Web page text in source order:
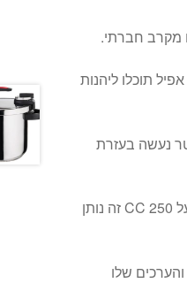
מקרב חברתי.
תוכלו ליהנות
נעשה בעזרת
גם הנפח שלו הוא מכובבד 2 ליטר כאשר כוס תה ממוצעת עומדת על 250 CC זה נותן
שלו